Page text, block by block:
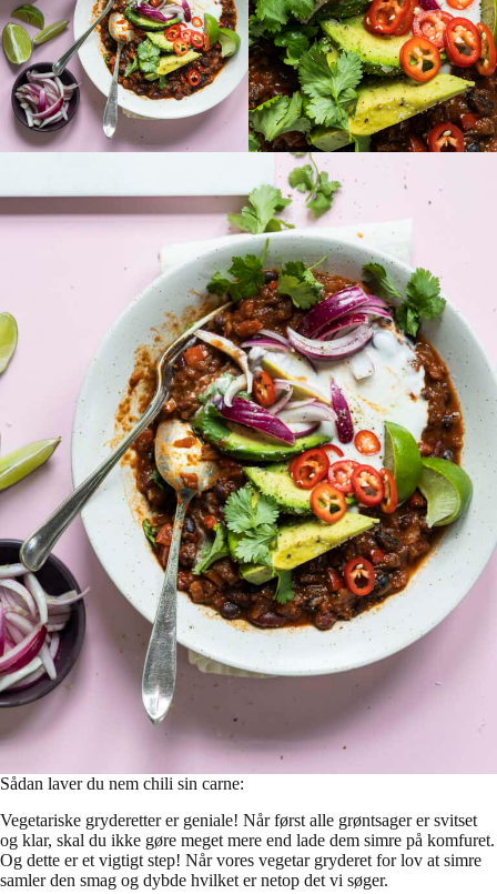
Sådan laver du nem chili sin carne:
Vegetariske gryderetter er geniale! Når først alle grøntsager er svitset
og klar, skal du ikke gøre meget mere end lade dem simre på komfuret.
Og dette er et vigtigt step! Når vores vegetar gryderet for lov at simre
samler den smag og dybde hvilket er netop det vi søger.